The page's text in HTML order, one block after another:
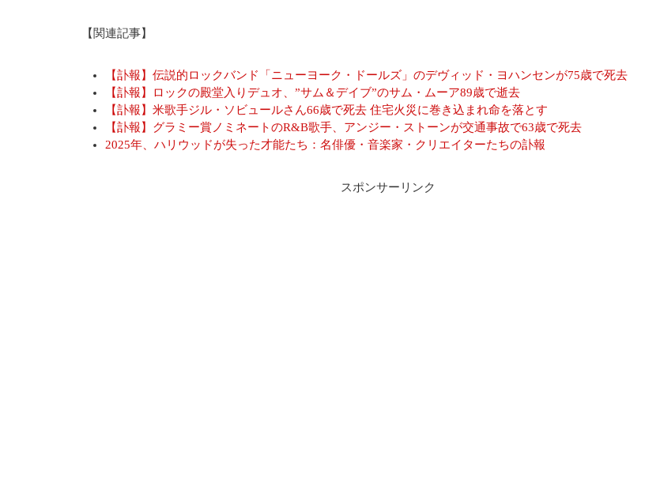
【関連記事】
【訃報】伝説的ロックバンド「ニューヨーク・ドールズ」のデヴィッド・ヨハンセンが75歳で死去
【訃報】ロックの殿堂入りデュオ、”サム＆デイブ”のサム・ムーア89歳で逝去
【訃報】米歌手ジル・ソビュールさん66歳で死去 住宅火災に巻き込まれ命を落とす
【訃報】グラミー賞ノミネートのR&B歌手、アンジー・ストーンが交通事故で63歳で死去
2025年、ハリウッドが失った才能たち：名俳優・音楽家・クリエイターたちの訃報
スポンサーリンク